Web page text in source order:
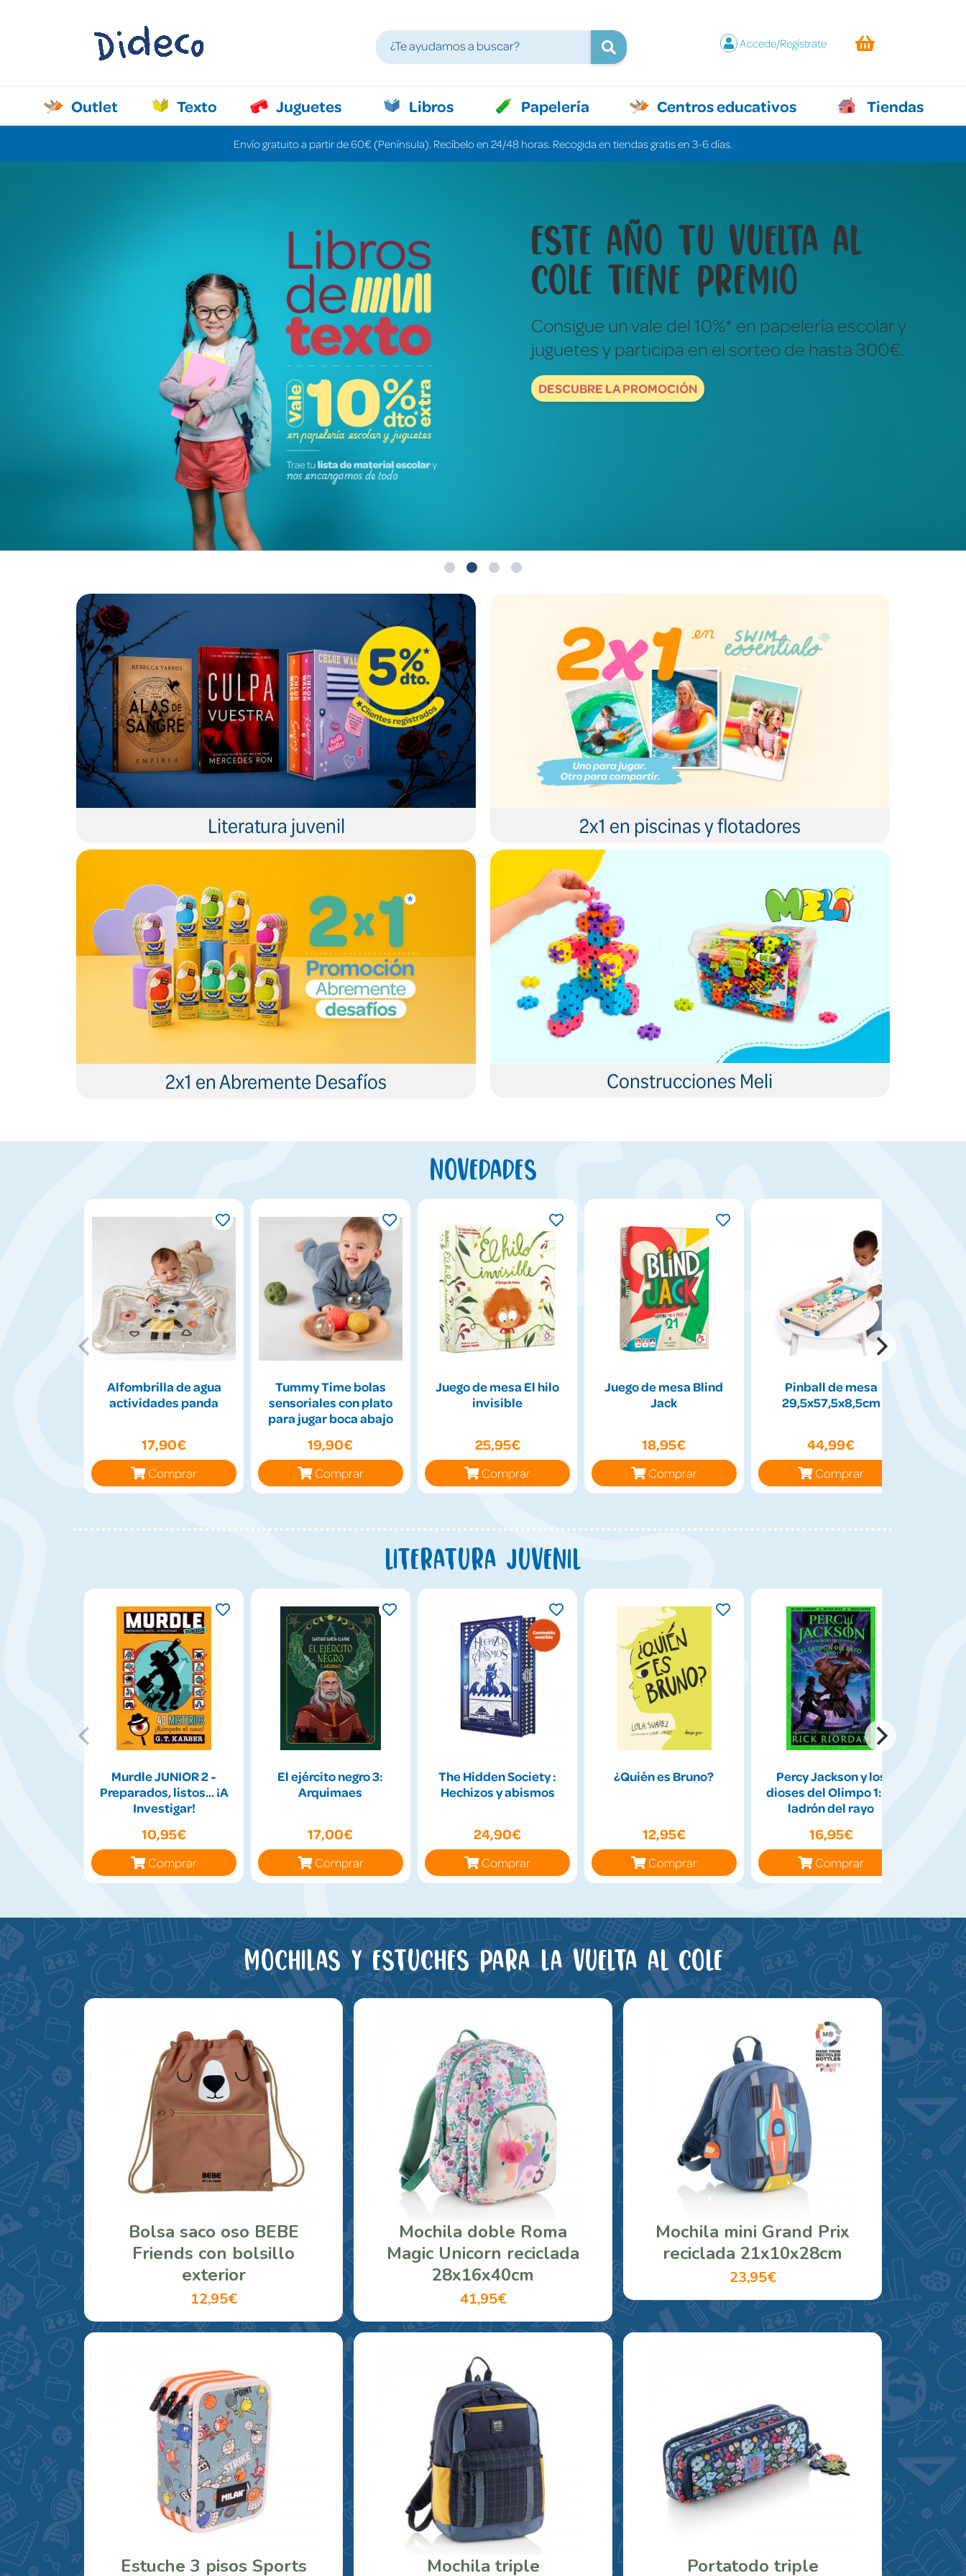
Accede/Regístrate
Outlet Texto Juguetes Libros Papelería Centros educativos Tiendas
Envío gratuito a partir de 60€ (Península). Recíbelo en 24/48 horas. Recogida en tiendas gratis en 3-6 días.
Libros y juegos que lo
cuentan todo sin decir ni
una palabra
Fotografías reales para descubrir y explorar el
mundo de verdad.
Literatura juvenil 2x1 en piscinas y flotadores
2x1 en Abremente Desafíos Construcciones Meli
Novedades
Alfombrilla de agua
actividades panda
17,90€
Comprar
Tummy Time bolas
sensoriales con plato
para jugar boca abajo
19,90€
Comprar
Juego de mesa El hilo
invisible
25,95€
Comprar
Juego de mesa Blind
Jack
18,95€
Comprar
Pinball de mesa
29,5x57,5x8,5cm
44,99€
Comprar
Literatura juvenil
Murdle JUNIOR 2 -
Preparados, listos... ¡A
Investigar!
10,95€
Comprar
El ejército negro 3:
Arquimaes
17,00€
Comprar
The Hidden Society :
Hechizos y abismos
24,90€
Comprar
¿Quién es Bruno?
12,95€
Comprar
Percy Jackson y los
dioses del Olimpo 1: El
ladrón del rayo
16,95€
Comprar
Mochilas y estuches para la vuelta al cole
Bolsa saco oso BEBE
Friends con bolsillo
exterior
12,95€
Mochila doble Roma
Magic Unicorn reciclada
28x16x40cm
41,95€
Mochila mini Grand Prix
reciclada 21x10x28cm
23,95€
Estuche 3 pisos Sports
Mochila triple
Portatodo triple